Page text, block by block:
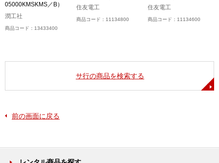
05000KMSKMS／B）
潤工社
商品コード：13433400
住友電工
商品コード：11134800
住友電工
商品コード：11134600
サ行の商品を検索する
前の画面に戻る